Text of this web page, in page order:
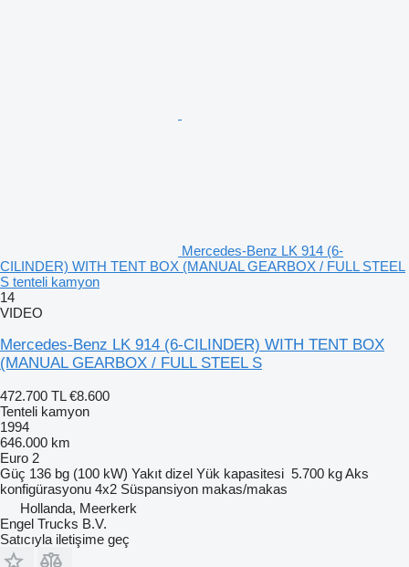
Mercedes-Benz LK 914 (6-
CILINDER) WITH TENT BOX (MANUAL GEARBOX / FULL STEEL
S tenteli kamyon
14
VIDEO
Mercedes-Benz LK 914 (6-CILINDER) WITH TENT BOX
(MANUAL GEARBOX / FULL STEEL S
472.700 TL €8.600
Tenteli kamyon
1994
646.000 km
Euro 2
Güç 136 bg (100 kW) Yakıt dizel Yük kapasitesi 5.700 kgAks
konfigürasyonu 4x2 Süspansiyon makas/makas
Hollanda, Meerkerk
Engel Trucks B.V.
Satıcıyla iletişime geç